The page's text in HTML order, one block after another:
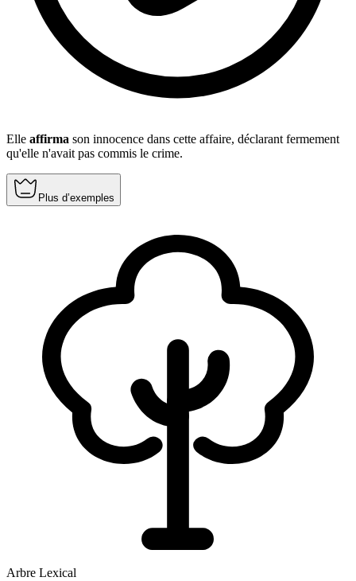
Elle affirma son innocence dans cette affaire, déclarant fermement
qu'elle n'avait pas commis le crime.
Plus d’exemples
Arbre Lexical